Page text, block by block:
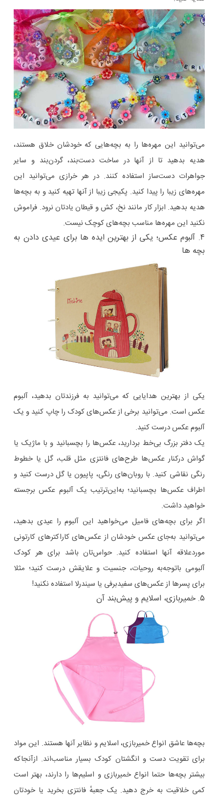
می‌توانید این مهره‌ها را به بچه‌هایی‌ که خودشان خلاق هستند،
هدیه بدهید تا از آنها در ساخت دست‌بند، گردن‌بند و سایر
جواهرات دست‌ساز استفاده کنند. در هر خرازی می‌توانید این
مهره‌های زیبا را پیدا کنید. پکیجی زیبا از آنها تهیه کنید و به بچه‌ها
هدیه بدهید. ابزار کار مانند نخ، کش و قیطان یادتان نرود. فراموش
نکنید این مهره‌ها مناسب بچه‌های کوچک نیست.
۴. آلبوم عکس؛ یکی از بهترین ایده ها برای عیدی دادن به
بچه ها
یکی از بهترین هدایایی که می‌توانید به فرزندتان بدهید، آلبوم
عکس است. می‌توانید برخی از عکس‌های کودک را چاپ کنید و یک
آلبوم عکس درست کنید.
یک دفتر بزرگ بی‌خط بردارید، عکس‌ها را بچسبانید و با ماژیک یا
گواش درکنار عکس‌ها طرح‌های فانتزی مثل قلب، گل یا خطوط
رنگی نقاشی کنید. با روبان‌های رنگی، پاپیون یا گل درست کنید و
اطراف عکس‌ها بچسبانید؛ به‌این‌ترتیب یک آلبوم عکس برجسته
خواهید داشت.
اگر برای بچه‌های فامیل می‌خواهید این آلبوم را عیدی بدهید،
می‌توانید به‌جای عکس خودشان از عکس‌های کاراکترهای کارتونی
موردعلاقه آنها استفاده کنید. حواس‌تان باشد برای هر کودک
آلبومی باتوجه‌به روحیات، جنسیت و علایقش درست کنید؛ مثلا
برای پسرها از عکس‌های سفیدبرفی یا سیندرلا استفاده نکنید!
۵. خمیربازی، اسلایم و پیش‌بند آن
بچه‌ها عاشق انواع خمیربازی، اسلایم و نظایر آنها هستند. این مواد
برای تقویت دست و انگشتان کودک بسیار مناسب‌اند. ازآنجاکه
بیشتر بچه‌ها حتما انواع خمیربازی و اسلیم‌ها را دارند، بهتر است
کمی خلاقیت به‌ خرج دهید. یک جعبهٔ فانتزی بخرید یا خودتان